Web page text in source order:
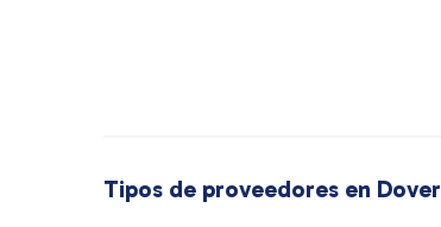
Tipos de proveedores en Dover